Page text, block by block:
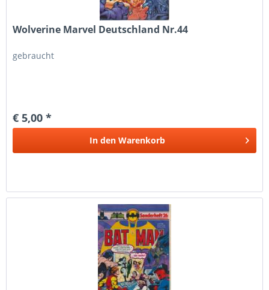
Wolverine Marvel Deutschland Nr.44
gebraucht
€ 5,00 *
In den Warenkorb